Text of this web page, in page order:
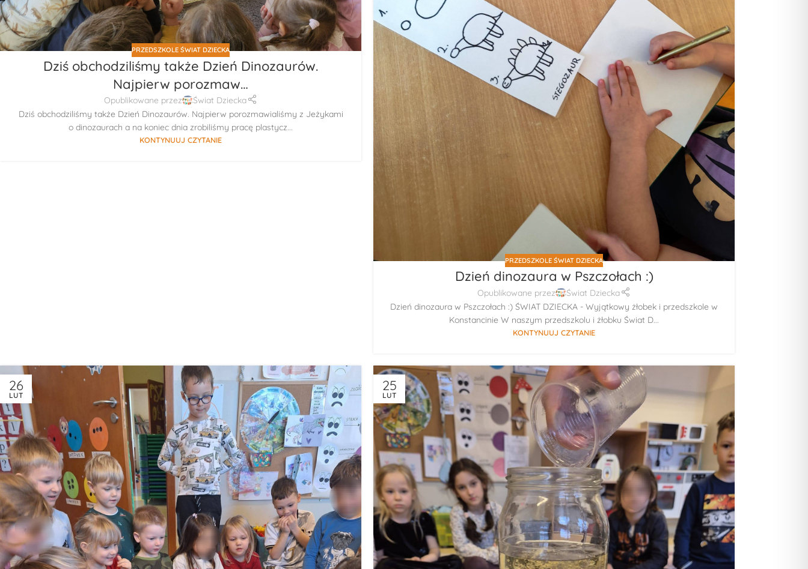
PRZEDSZKOLE ŚWIAT DZIECKA
Dziś obchodziliśmy także Dzień Dinozaurów.
Najpierw porozmaw…
Opublikowane przez
Świat Dziecka
Dziś obchodziliśmy także Dzień Dinozaurów. Najpierw porozmawialiśmy z Jeżykami
o dinozaurach a na koniec dnia zrobiliśmy pracę plastycz...
KONTYNUUJ CZYTANIE
PRZEDSZKOLE ŚWIAT DZIECKA
Dzień dinozaura w Pszczołach :)
Opublikowane przez
Świat Dziecka
Dzień dinozaura w Pszczołach :) ŚWIAT DZIECKA - Wyjątkowy żłobek i przedszkole w
Konstancinie W naszym przedszkolu i żłobku Świat D...
KONTYNUUJ CZYTANIE
26
LUT
25
LUT